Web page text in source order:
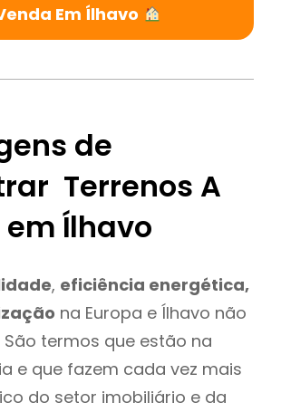
Em Ílhavo
de
Terrenos A
Ílhavo
, eficiência energética,
na Europa e Ílhavo não
São termos que estão na
e que fazem cada vez mais
do setor imobiliário e da